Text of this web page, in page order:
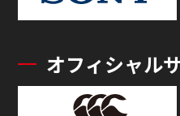
オフィシャル